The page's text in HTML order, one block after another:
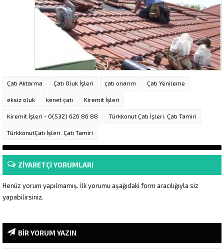
Çatı Aktarma Çatı Oluk İşleri çatı onarım Çatı Yenileme
eksiz oluk kenet çatı Kiremit İşleri
Kiremit İşleri - 0(532) 626 86 88 Türkkonut Çatı İşleri. Çatı Tamiri
TürkkonutÇatı İşleri. Çatı Tamiri
ZİYARETÇİ YORUMLARI
Henüz yorum yapılmamış. İlk yorumu aşağıdaki form aracılığıyla siz
yapabilirsiniz.
BİR YORUM YAZIN